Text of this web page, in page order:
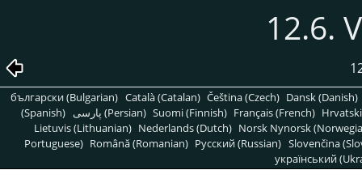
12.6.
български (Bulgarian) Català (Catalan) Čeština (Czech) Dansk (Danish)
(Spanish)
پارسی (Persian) Suomi (Finnish) Français (French)
Lietuvis (Lithuanian) Nederlands (Dutch) Norsk Nynorsk
Portuguese) Română (Romanian) Pусский (Russian) Slovenčina
український